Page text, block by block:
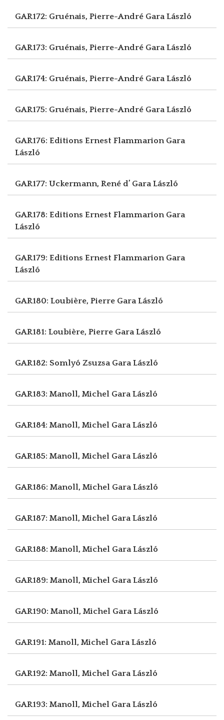
GAR172: Gruénais, Pierre-André Gara László
GAR173: Gruénais, Pierre-André Gara László
GAR174: Gruénais, Pierre-André Gara László
GAR175: Gruénais, Pierre-André Gara László
GAR176: Editions Ernest Flammarion Gara
László
GAR177: Uckermann, René d’ Gara László
GAR178: Editions Ernest Flammarion Gara
László
GAR179: Editions Ernest Flammarion Gara
László
GAR180: Loubière, Pierre Gara László
GAR181: Loubière, Pierre Gara László
GAR182: Somlyó Zsuzsa Gara László
GAR183: Manoll, Michel Gara László
GAR184: Manoll, Michel Gara László
GAR185: Manoll, Michel Gara László
GAR186: Manoll, Michel Gara László
GAR187: Manoll, Michel Gara László
GAR188: Manoll, Michel Gara László
GAR189: Manoll, Michel Gara László
GAR190: Manoll, Michel Gara László
GAR191: Manoll, Michel Gara László
GAR192: Manoll, Michel Gara László
GAR193: Manoll, Michel Gara László